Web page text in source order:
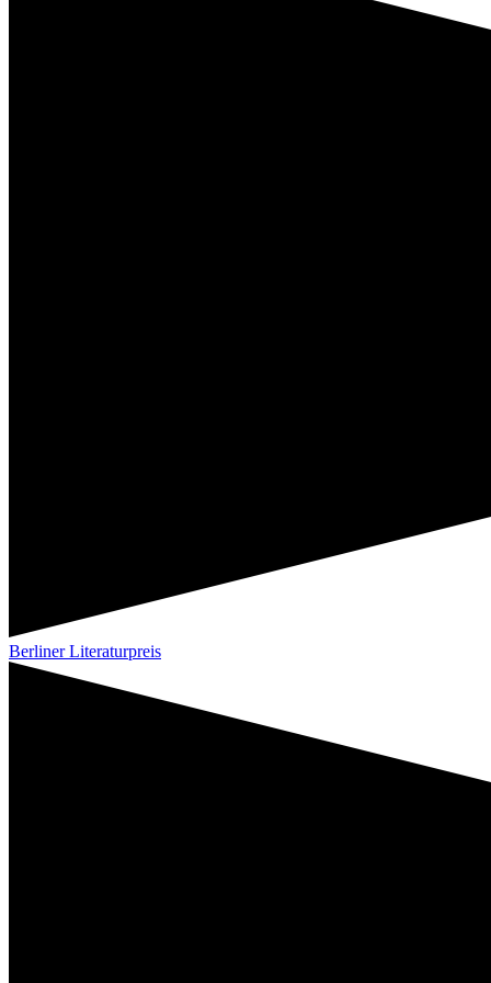
Berliner Literaturpreis